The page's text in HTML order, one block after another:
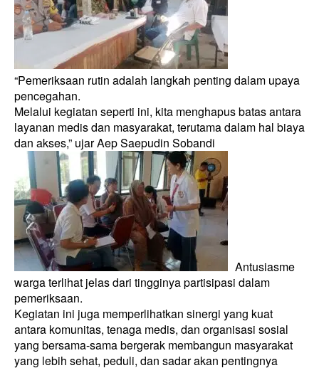
“Pemeriksaan rutin adalah langkah penting dalam upaya
pencegahan.
Melalui kegiatan seperti ini, kita menghapus batas antara
layanan medis dan masyarakat, terutama dalam hal biaya
dan akses,” ujar Aep Saepudin Sobandi
Antusiasme
warga terlihat jelas dari tingginya partisipasi dalam
pemeriksaan.
Kegiatan ini juga memperlihatkan sinergi yang kuat
antara komunitas, tenaga medis, dan organisasi sosial
yang bersama-sama bergerak membangun masyarakat
yang lebih sehat, peduli, dan sadar akan pentingnya